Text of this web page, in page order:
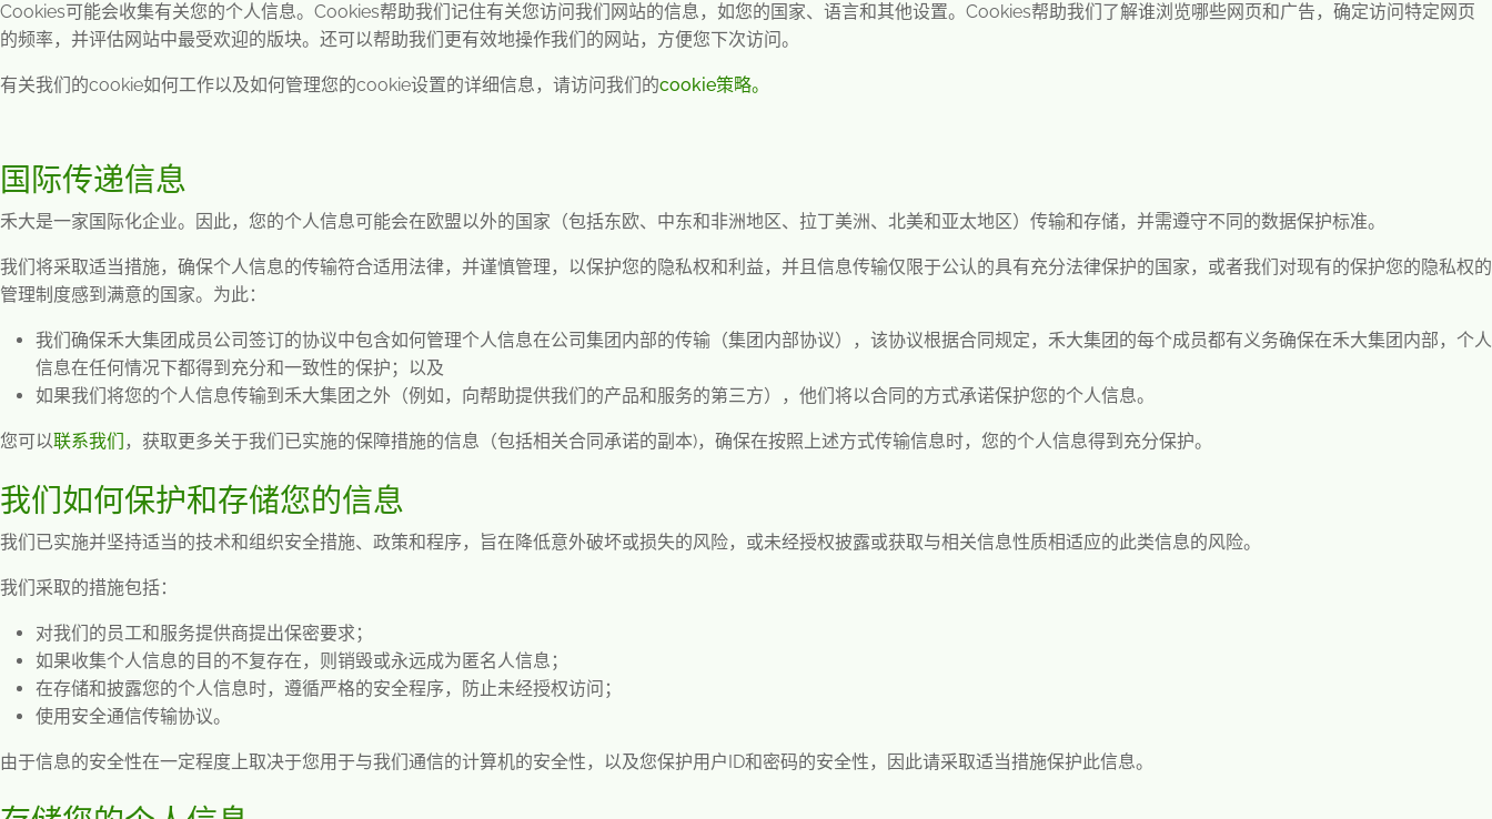
Cookies可能会收集有关您的个人信息。 Cookies帮助我们记住有关您访问我们网站的信息，如您的国家、语言和其他设置。 Cookies帮助我们了解谁浏览哪些网页和广告，确定访问特定网页
的频率，并评估网站中最受欢迎的版块。还可以帮助我们更有效地操作我们的网站，方便您下次访问。
有关我们的cookie如何工作以及如何管理您的cookie设置的详细信息，请访问我们的cookie策略。
国际传递信息
禾大是一家国际化企业。因此，您的个人信息可能会在欧盟以外的国家（包括东欧、中东和非洲地区、拉丁美洲、北美和亚太地区）传输和存储，并需遵守不同的数据保护标准。
我们将采取适当措施，确保个人信息的传输符合适用法律，并谨慎管理，以保护您的隐私权和利益，并且信息传输仅限于公认的具有充分法律保护的国家，或者我们对现有的保护您的隐私权的
管理制度感到满意的国家。为此：
我们确保禾大集团成员公司签订的协议中包含如何管理个人信息在公司集团内部的传输（集团内部协议），该协议根据合同规定，禾大集团的每个成员都有义务确保在禾大集团内部，个人
信息在任何情况下都得到充分和一致性的保护；以及
如果我们将您的个人信息传输到禾大集团之外（例如，向帮助提供我们的产品和服务的第三方），他们将以合同的方式承诺保护您的个人信息。
您可以联系我们 ，获取更多关于我们已实施的保障措施的信息（包括相关合同承诺的副本)，确保在按照上述方式传输信息时，您的个人信息得到充分保护。
我们如何保护和存储您的信息
我们已实施并坚持适当的技术和组织安全措施、政策和程序，旨在降低意外破坏或损失的风险，或未经授权披露或获取与相关信息性质相适应的此类信息的风险。
我们采取的措施包括：
对我们的员工和服务提供商提出保密要求；
如果收集个人信息的目的不复存在，则销毁或永远成为匿名人信息；
在存储和披露您的个人信息时，遵循严格的安全程序，防止未经授权访问；
使用安全通信传输协议。
由于信息的安全性在一定程度上取决于您用于与我们通信的计算机的安全性，以及您保护用户ID和密码的安全性，因此请采取适当措施保护此信息。